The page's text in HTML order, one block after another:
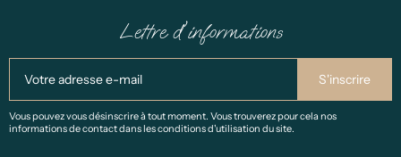
Lettre d'informations
Vous pouvez vous désinscrire à tout moment. Vous trouverez pour cela nos
informations de contact dans les conditions d'utilisation du site.